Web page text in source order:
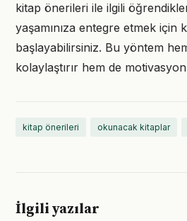
kitap önerileri ile ilgili
yaşamınıza entegre etmek için
başlayabilirsiniz. Bu yöntem
kolaylaştırır hem de
kitap önerileri okunacak kitaplar
İlgili yazılar